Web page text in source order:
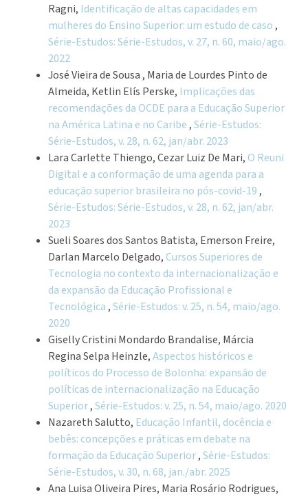
Ragni, Identificação de altas capacidades em
mulheres do Ensino Superior: um estudo de caso ,
Série-Estudos: Série-Estudos, v. 27, n. 60, maio/ago.
2022
José Vieira de Sousa , Maria de Lourdes Pinto de
Almeida, Ketlin Elís Perske, Implicações das
recomendações da OCDE para a Educação Superior
na América Latina e no Caribe ,Série-Estudos:
Série-Estudos, v. 28, n. 62, jan/abr. 2023
Lara Carlette Thiengo, Cezar Luiz De Mari, O Reuni
Digital e a conformação de uma agenda para a
educação superior brasileira no pós-covid-19 ,
Série-Estudos: Série-Estudos, v. 28, n. 62, jan/abr.
2023
Sueli Soares dos Santos Batista, Emerson Freire,
Darlan Marcelo Delgado, Cursos Superiores de
Tecnologia no contexto da internacionalização e
da expansão da Educação Profissional e
Tecnológica ,Série-Estudos: v. 25, n. 54, maio/ago.
2020
Giselly Cristini Mondardo Brandalise, Márcia
Regina Selpa Heinzle,Aspectos históricos e
políticos do Processo de Bolonha: expansão de
políticas de internacionalização na Educação
Superior,Série-Estudos: v. 25, n. 54, maio/ago. 2020
Nazareth Salutto, Educação Infantil, docência e
bebês: concepções e práticas em debate na
formação da Educação Superior,Série-Estudos:
Série-Estudos, v. 30, n. 68, jan./abr. 2025
Ana Luisa Oliveira Pires, Maria Rosário Rodrigues,